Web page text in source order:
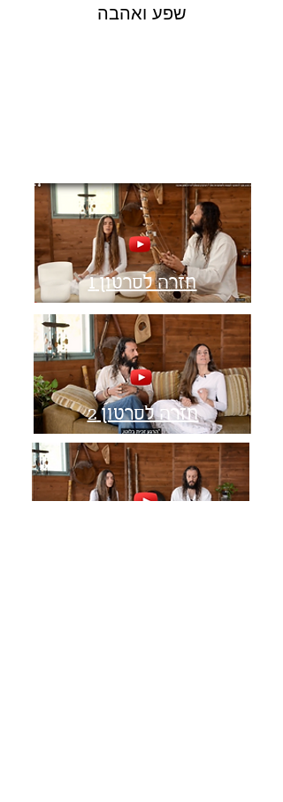
שפע ואהבה
חזרה לסרטון 1
חזרה לסרטון 2